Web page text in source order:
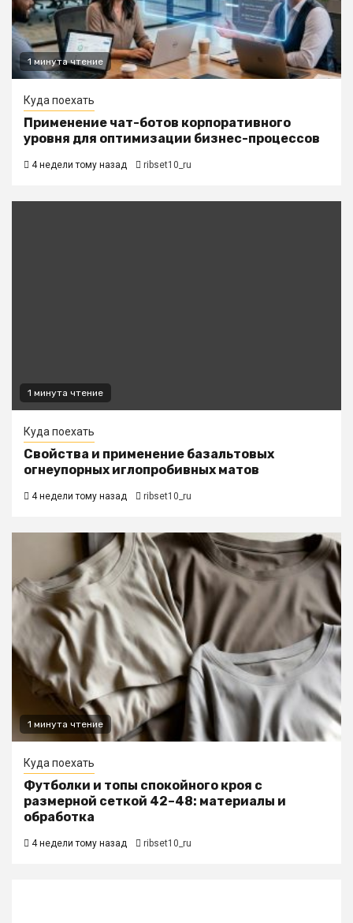
1 минута чтение
Куда поехать
Применение чат-ботов корпоративного
уровня для оптимизации бизнес-процессов
4 недели тому назад ribset10_ru
1 минута чтение
Куда поехать
Свойства и применение базальтовых
огнеупорных иглопробивных матов
4 недели тому назад ribset10_ru
1 минута чтение
Куда поехать
Футболки и топы спокойного кроя с
размерной сеткой 42–48: материалы и
обработка
4 недели тому назад ribset10_ru